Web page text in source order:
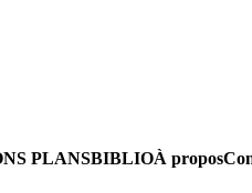
PLANSBIBLIOÀ propos